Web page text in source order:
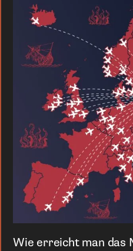
Wie erreicht man das